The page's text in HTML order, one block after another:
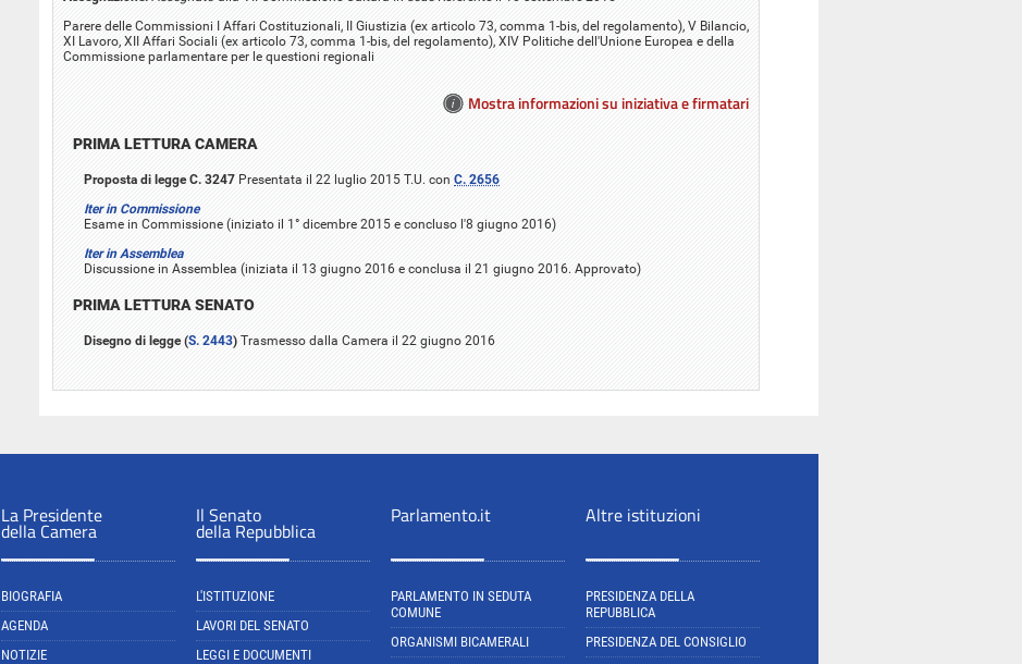
Parere delle Commissioni I Affari Costituzionali, II Giustizia (ex articolo 73, comma 1-bis, del regolamento), V Bilancio,
XI Lavoro, XII Affari Sociali (ex articolo 73, comma 1-bis, del regolamento), XIV Politiche dell'Unione Europea e della
Commissione parlamentare per le questioni regionali
Mostra informazioni su iniziativa e firmatari
PRIMA LETTURA CAMERA
Proposta di legge C. 3247 Presentata il 22 luglio 2015 T.U. con C. 2656
Iter in Commissione
Esame in Commissione (iniziato il 1° dicembre 2015 e concluso l'8 giugno 2016)
Iter in Assemblea
Discussione in Assemblea (iniziata il 13 giugno 2016 e conclusa il 21 giugno 2016. Approvato)
PRIMA LETTURA SENATO
Disegno di legge (S. 2443) Trasmesso dalla Camera il 22 giugno 2016
La Presidente
della Camera
BIOGRAFIA
AGENDA
NOTIZIE
Il Senato
della Repubblica
L'ISTITUZIONE
LAVORI DEL SENATO
LEGGI E DOCUMENTI
Parlamento.it
PARLAMENTO IN SEDUTA
COMUNE
ORGANISMI BICAMERALI
Altre istituzioni
PRESIDENZA DELLA
REPUBBLICA
PRESIDENZA DEL CONSIGLIO